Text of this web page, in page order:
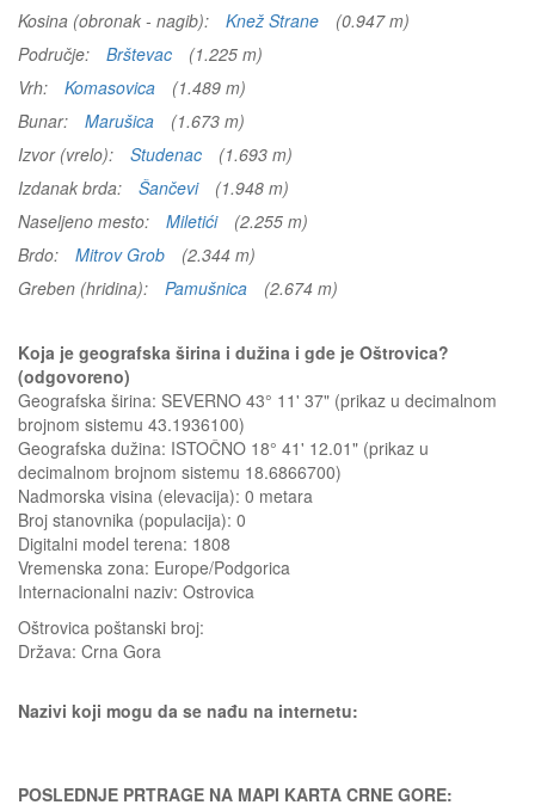
Kosina (obronak - nagib):
Knež Strane
(0.947 m)
Područje:
Brštevac
(1.225 m)
Vrh:
Komasovica
(1.489 m)
Bunar:
Marušica
(1.673 m)
Izvor (vrelo):
Studenac
(1.693 m)
Izdanak brda:
Šančevi
(1.948 m)
Naseljeno mesto:
Miletići
(2.255 m)
Brdo:
Mitrov Grob
(2.344 m)
Greben (hridina):
Pamušnica (2.674 m)
Koja je geografska širina i dužina i gde je Oštrovica?
(odgovoreno)
Geografska širina: SEVERNO 43° 11' 37" (prikaz u decimalnom
brojnom sistemu 43.1936100)
Geografska dužina: ISTOČNO 18° 41' 12.01" (prikaz u
decimalnom brojnom sistemu 18.6866700)
Nadmorska visina (elevacija): 0 metara
Broj stanovnika (populacija): 0
Digitalni model terena: 1808
Vremenska zona: Europe/Podgorica
Internacionalni naziv: Ostrovica
Oštrovica poštanski broj:
Država: Crna Gora
Nazivi koji mogu da se nađu na internetu:
POSLEDNJE PRTRAGE NA MAPI KARTA CRNE GORE: